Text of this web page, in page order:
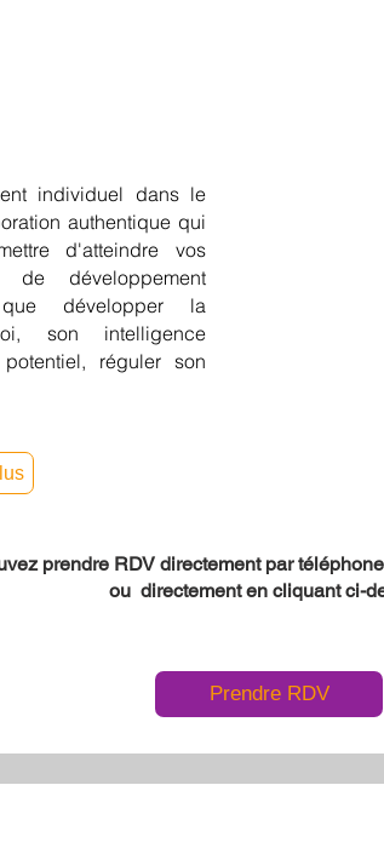
individuel dans le
authentique qui
d'atteindre vos
de développement
développer la
son intelligence
réguler son
prendre RDV directement par
ou directement en cliquant ci-
Prendre RDV